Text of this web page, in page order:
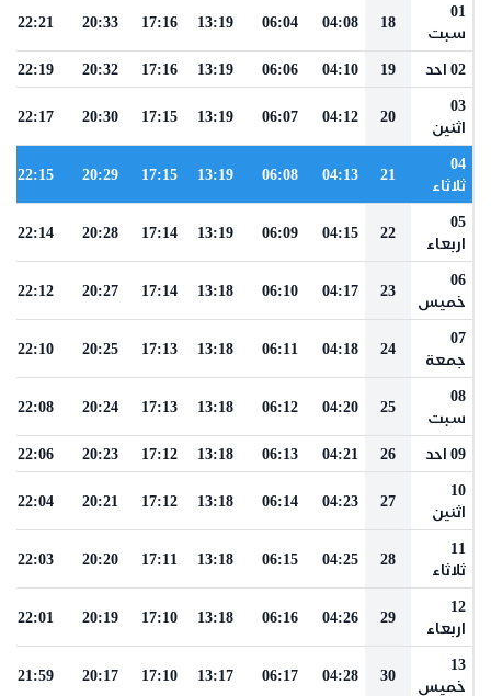
01
سبت
18
04:08
06:04
13:19
17:16
20:33
22:21
02 احد 19
04:10
06:06
13:19
17:16
20:32
22:19
03
اثنين
20
04:12
06:07
13:19
17:15
20:30
22:17
04
ثلاثاء
21
04:13
06:08
13:19
17:15
20:29
22:15
05
اربعاء
22
04:15
06:09
13:19
17:14
20:28
22:14
06
خميس
23
04:17
06:10
13:18
17:14
20:27
22:12
07
جمعة
24
04:18
06:11
13:18
17:13
20:25
22:10
08
سبت
25
04:20
06:12
13:18
17:13
20:24
22:08
09 احد 26
04:21
06:13
13:18
17:12
20:23
22:06
10
اثنين
27
04:23
06:14
13:18
17:12
20:21
22:04
11
ثلاثاء
28
04:25
06:15
13:18
17:11
20:20
22:03
12
اربعاء
29
04:26
06:16
13:18
17:10
20:19
22:01
13
خميس
30
04:28
06:17
13:17
17:10
20:17
21:59